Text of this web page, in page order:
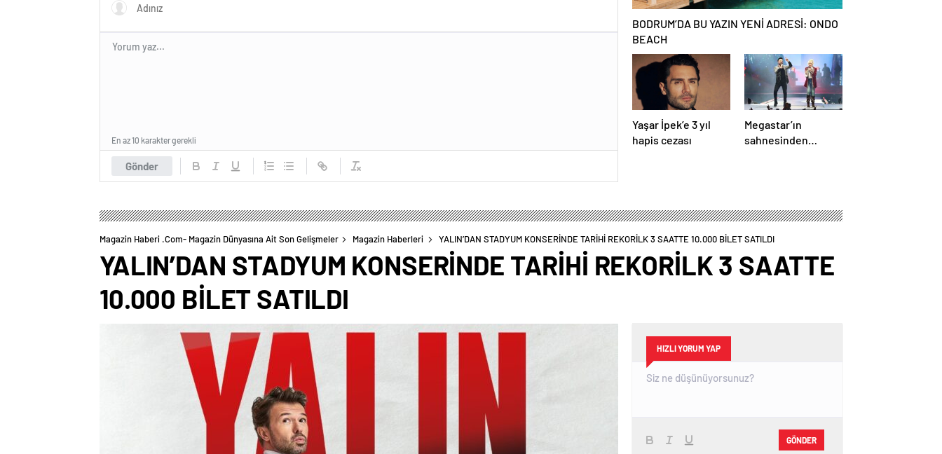
Gönder
En az 10 karakter gerekli
BODRUM’DA BU YAZIN YENİ ADRESİ: ONDO
BEACH
Yaşar İpek’e 3 yıl
hapis cezası
Megastar’ın
sahnesinden
Magazin Haberi .com- Magazin Dünyasına Ait Son Gelişmeler Magazin Haberleri YALIN’DAN STADYUM KONSERİNDE TARİHİ REKORİLK 3 SAATTE 10.000 BİLET SATILDI
YALIN’DAN STADYUM KONSERİNDE TARİHİ REKORİLK 3 SAATTE
10.000 BİLET SATILDI
HIZLI YORUM YAP
GÖNDER